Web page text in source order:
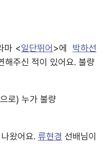
마 <일단뛰어>에
박하선
해주신 적이 있어요. 불량
로) 누가 불량
나왔어요.류현경 선배님이